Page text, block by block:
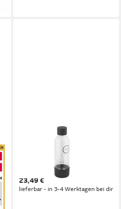
Wassersprudler Blue Fizz
schwarz (41250K00)
23,49 €
lieferbar - in 3-4 Werktagen bei dir